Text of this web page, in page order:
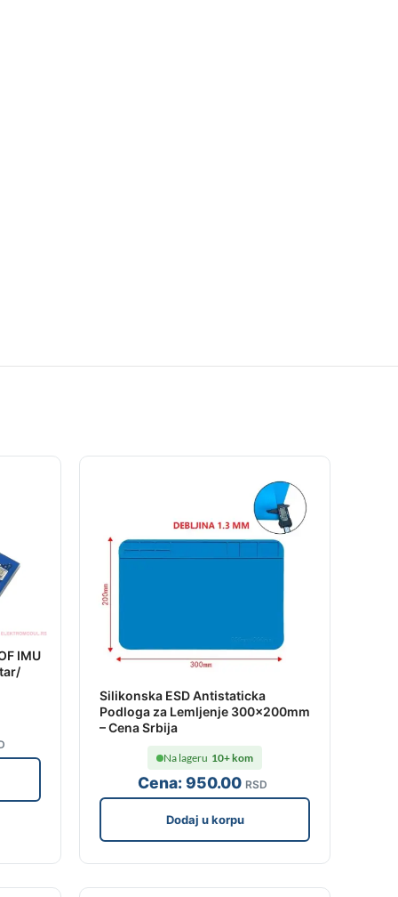
IMU
Silikonska ESD Antistaticka
Podloga za Lemljenje 300x200mm
– Cena Srbija
Cena:950.00 RSD
Na lageru 10+ kom
Dodaj u korpu